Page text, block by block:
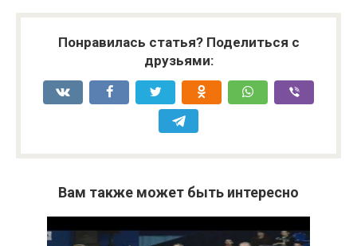
Понравилась статья? Поделиться с
друзьями:
Вам также может быть интересно